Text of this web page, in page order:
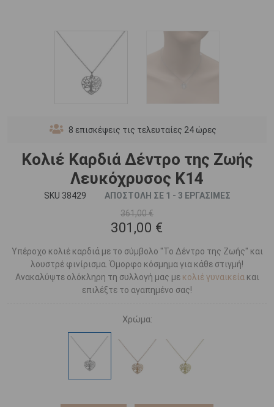
8 επισκέψεις τις τελευταίες 24 ώρες
Κολιέ Καρδιά Δέντρο της Ζωής
Λευκόχρυσος Κ14
SKU 38429
ΑΠΟΣΤΟΛΗ ΣΕ 1 - 3 ΕΡΓΑΣΙΜΕΣ
361,00 €
301,00 €
Υπέροχο κολιέ καρδιά με το σύμβολο "Το Δέντρο της Ζωής" και
λουστρέ φινίρισμα. Όμορφο κόσμημα για κάθε στιγμή!
Ανακαλύψτε ολόκληρη τη συλλογή μας με κολιέ γυναικεία και
επιλέξτε το αγαπημένο σας!
Χρώμα: